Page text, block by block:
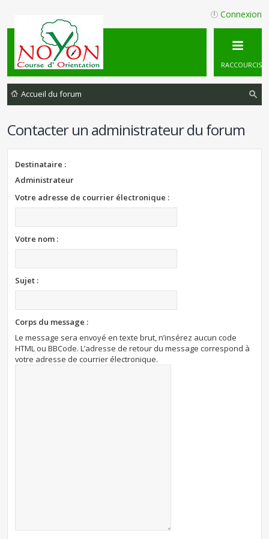
Connexion
RACCOURCIS
Accueil du forum
rc
Contacter un administrateur du forum
Destinataire :
Administrateur
Votre adresse de courrier électronique :
Votre nom :
Sujet :
Corps du message :
Le message sera envoyé en texte brut, n’insérez aucun code
HTML ou BBCode. L’adresse de retour du message correspond à
votre adresse de courrier électronique.